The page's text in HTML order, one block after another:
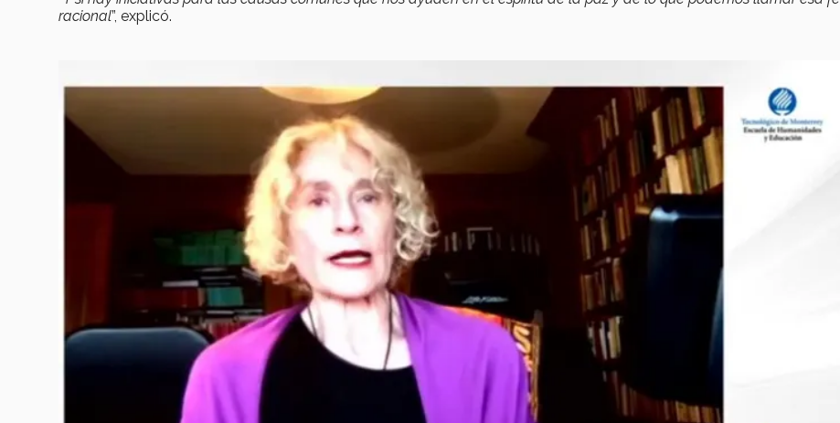
racional”, explicó.